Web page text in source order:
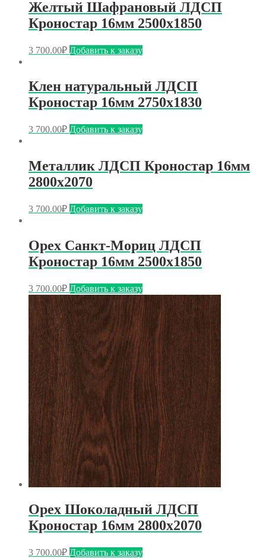
Желтый Шафрановый ЛДСП
Кроностар 16мм 2500х1850
3 700.00₽ Добавить к заказу
Клен натуральный ЛДСП
Кроностар 16мм 2750х1830
3 700.00₽ Добавить к заказу
Металлик ЛДСП Кроностар 16мм
2800х2070
3 700.00₽ Добавить к заказу
Орех Санкт-Мориц ЛДСП
Кроностар 16мм 2500х1850
3 700.00₽ Добавить к заказу
Орех Шоколадный ЛДСП
Кроностар 16мм 2800х2070
3 700.00₽ Добавить к заказу